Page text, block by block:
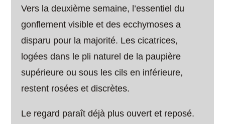
Vers la deuxième semaine, l’essentiel du
gonflement visible et des ecchymoses a
disparu pour la majorité. Les cicatrices,
logées dans le pli naturel de la paupière
supérieure ou sous les cils en inférieure,
restent rosées et discrètes.
Le regard paraît déjà plus ouvert et reposé.